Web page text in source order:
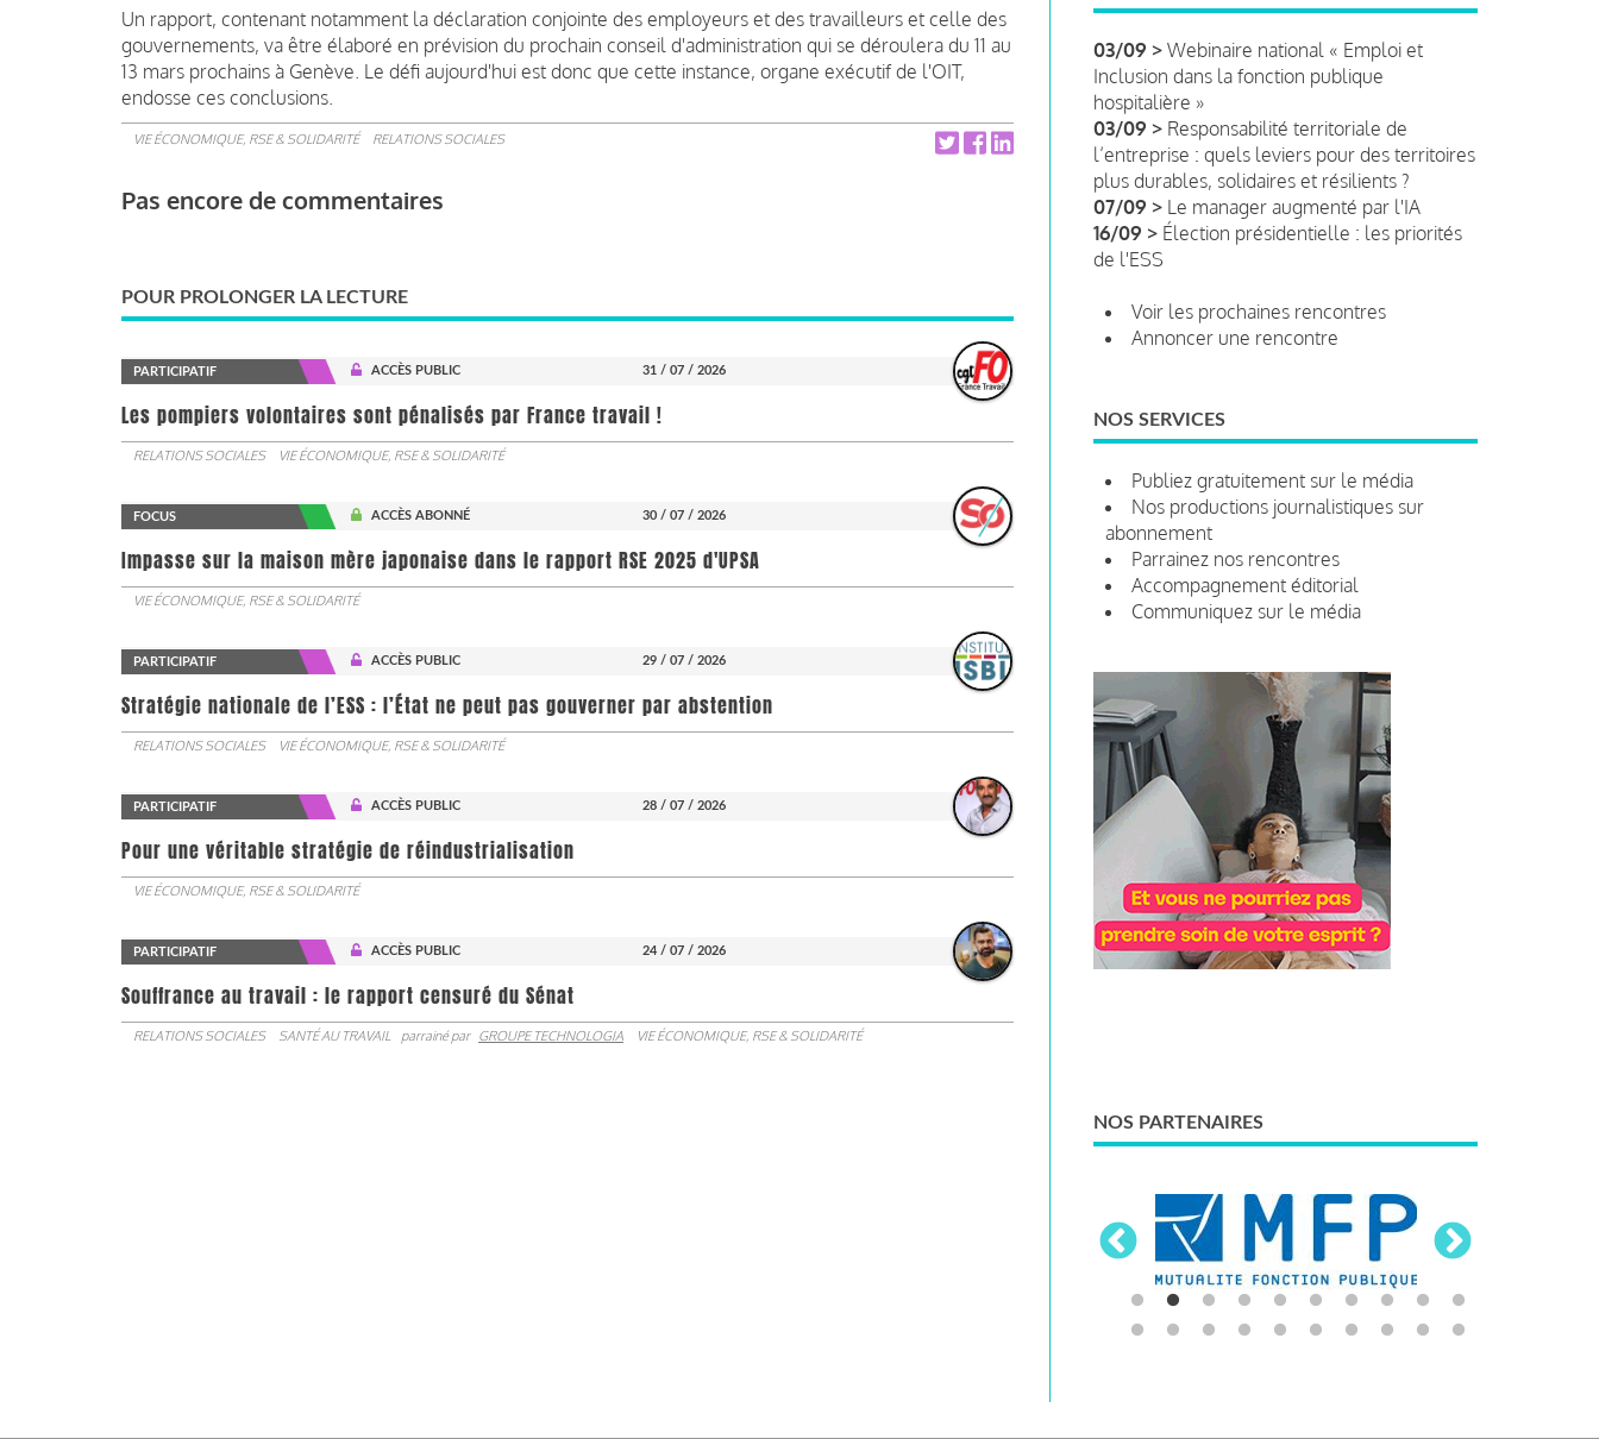
Un rapport, contenant notamment la déclaration conjointe des employeurs et des travailleurs et celle des
gouvernements, va être élaboré en prévision du prochain conseil d'administration qui se déroulera du 11 au
13 mars prochains à Genève. Le défi aujourd'hui est donc que cette instance, organe exécutif de l'OIT,
endosse ces conclusions.
VIE ÉCONOMIQUE, RSE & SOLIDARITÉ RELATIONS SOCIALES
Pas encore de commentaires
POUR PROLONGER LA LECTURE
PARTICIPATIF ACCÈS PUBLIC 31 / 07 / 2026
Les pompiers volontaires sont pénalisés par France travail !
RELATIONS SOCIALES VIE ÉCONOMIQUE, RSE & SOLIDARITÉ
FOCUS ACCÈS ABONNÉ 30 / 07 / 2026
Impasse sur la maison mère japonaise dans le rapport RSE 2025 d'UPSA
VIE ÉCONOMIQUE, RSE & SOLIDARITÉ
PARTICIPATIF ACCÈS PUBLIC 29 / 07 / 2026
Stratégie nationale de l’ESS : l’État ne peut pas gouverner par abstention
RELATIONS SOCIALES VIE ÉCONOMIQUE, RSE & SOLIDARITÉ
PARTICIPATIF ACCÈS PUBLIC 28 / 07 / 2026
Pour une véritable stratégie de réindustrialisation
VIE ÉCONOMIQUE, RSE & SOLIDARITÉ
PARTICIPATIF ACCÈS PUBLIC 24 / 07 / 2026
Souffrance au travail : le rapport censuré du Sénat
RELATIONS SOCIALES SANTÉ AU TRAVAIL parrainé par GROUPE TECHNOLOGIA VIE ÉCONOMIQUE, RSE & SOLIDARITÉ
03/09 > Webinaire national « Emploi et
Inclusion dans la fonction publique
hospitalière »
03/09 > Responsabilité territoriale de
l’entreprise : quels leviers pour des territoires
plus durables, solidaires et résilients ?
07/09 > Le manager augmenté par l'IA
16/09 > Élection présidentielle : les priorités
de l'ESS
Voir les prochaines rencontres
Annoncer une rencontre
NOS SERVICES
Publiez gratuitement sur le média
Nos productions journalistiques sur
abonnement
Parrainez nos rencontres
Accompagnement éditorial
Communiquez sur le média
NOS PARTENAIRES